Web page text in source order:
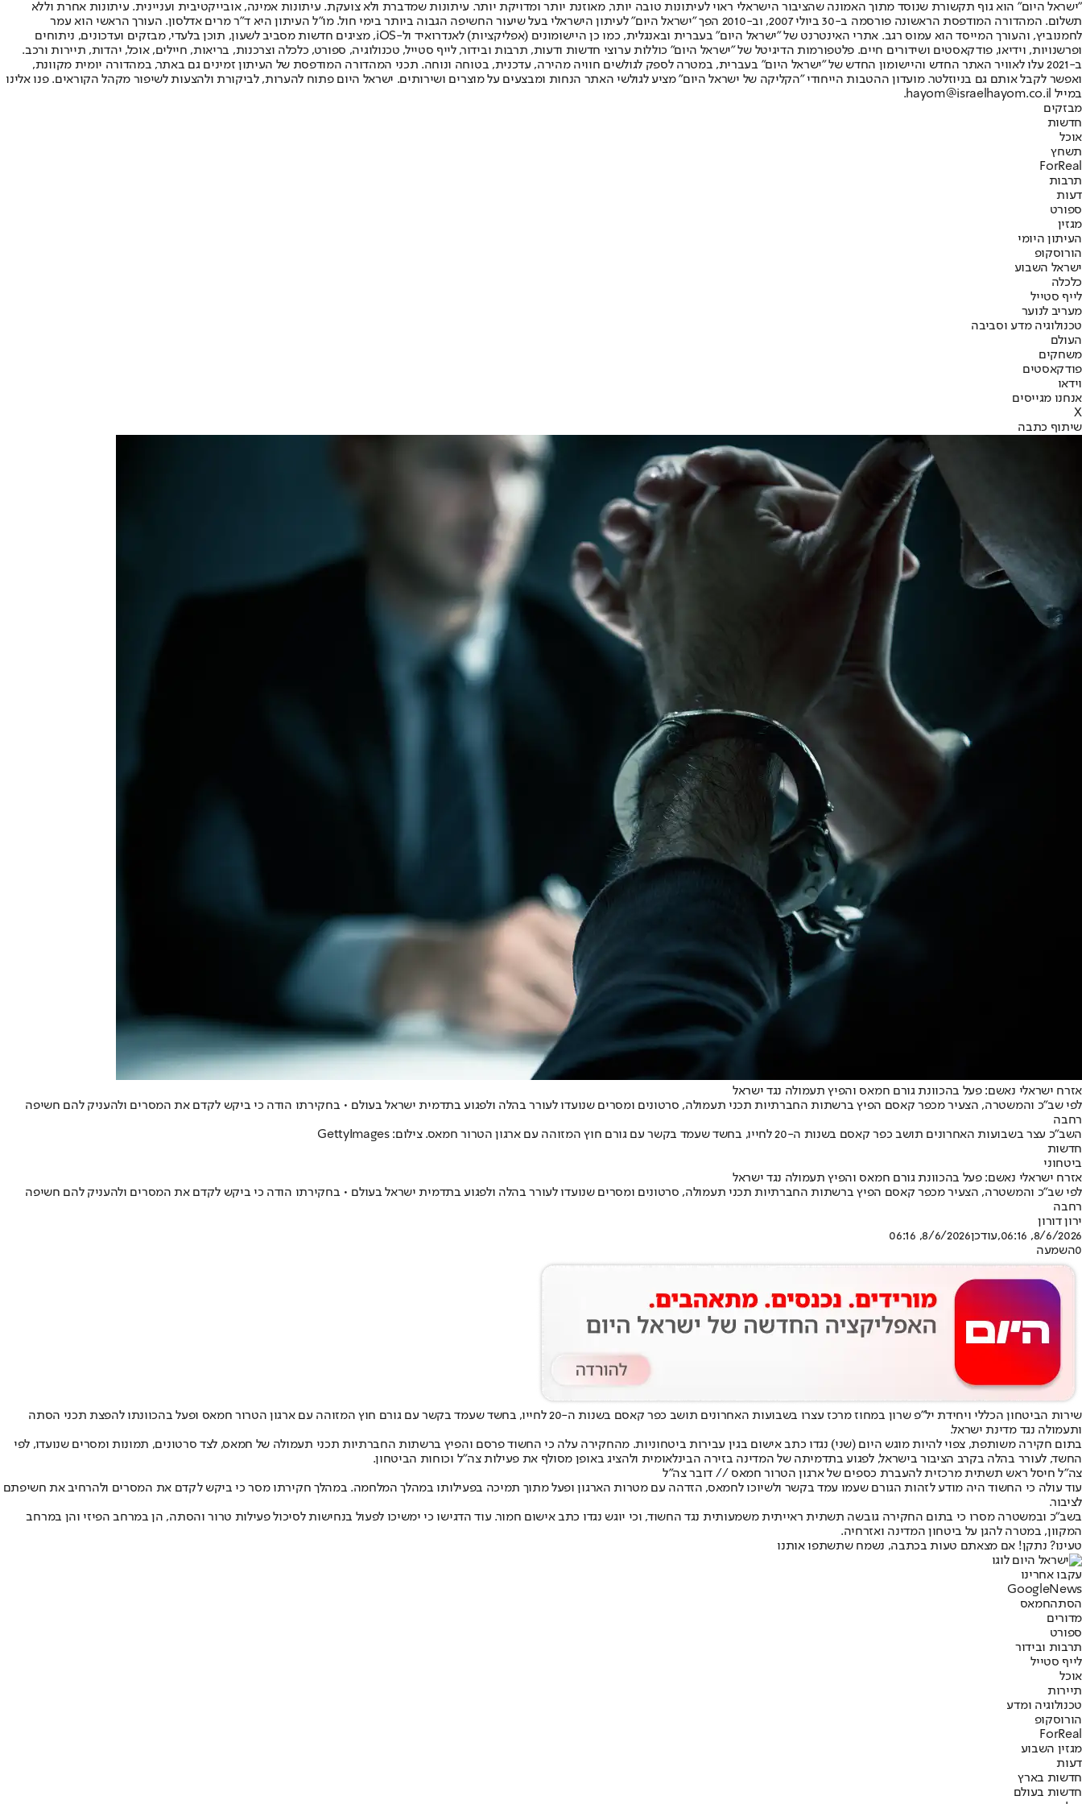
"ישראל היום" הוא גוף תקשורת שנוסד מתוך האמונה שהציבור הישראלי ראוי לעיתונות טובה יותר, מאוזנת יותר ומדויקת יותר. עיתונות שמדברת ולא צועקת. עיתונות אמינה, אובייקטיבית ועניינית. עיתונות אחרת וללא
תשלום. המהדורה המודפסת הראשונה פורסמה ב-30 ביולי 2007, וב-2010 הפך "ישראל היום" לעיתון הישראלי בעל שיעור החשיפה הגבוה ביותר בימי חול. מו"ל העיתון היא ד"ר מרים אדלסון. העורך הראשי הוא עמר
לחמנוביץ, והעורך המייסד הוא עמוס רגב. אתרי האינטרנט של "ישראל היום" בעברית ובאנגלית, כמו כן היישומונים (אפליקציות) לאנדרואיד ול-iOS, מציגים חדשות מסביב לשעון, תוכן בלעדי, מבזקים ועדכונים, ניתוחים
ופרשנויות, וידיאו, פודקאסטים ושידורים חיים. פלטפורמות הדיגיטל של "ישראל היום" כוללות ערוצי חדשות ודעות, תרבות ובידור, לייף סטייל, טכנולוגיה, ספורט, כלכלה וצרכנות, בריאות, חיילים, אוכל, יהדות, תיירות ורכב.
ב-2021 עלו לאוויר האתר החדש והיישומון החדש של "ישראל היום" בעברית, במטרה לספק לגולשים חוויה מהירה, עדכנית, בטוחה ונוחה. תכני המהדורה המודפסת של העיתון זמינים גם באתר, במהדורה יומית מקוונת,
ואפשר לקבל אותם גם בניוזלטר. מועדון ההטבות הייחודי "הקליקה של ישראל היום" מציע לגולשי האתר הנחות ומבצעים על מוצרים ושירותים. ישראל היום פתוח להערות, לביקורת ולהצעות לשיפור מקהל הקוראים. פנו אלינו
במייל hayom@israelhayom.co.il.
מבזקים
חדשות
אוכל
תשחץ
ForReal
תרבות
דעות
ספורט
מגזין
העיתון היומי
הורוסקופ
ישראל השבוע
כלכלה
לייף סטייל
מעריב לנוער
טכנולוגיה מדע וסביבה
העולם
משחקים
פודקאסטים
וידאו
אנחנו מגייסים
X
שיתוף כתבה
אזרח ישראלי נאשם: פעל בהכוונת גורם חמאס והפיץ תעמולה נגד ישראל
לפי שב"כ והמשטרה, הצעיר מכפר קאסם הפיץ ברשתות החברתיות תכני תעמולה, סרטונים ומסרים שנועדו לעורר בהלה ולפגוע בתדמית ישראל בעולם • בחקירתו הודה כי ביקש לקדם את המסרים ולהעניק להם חשיפה
רחבה
השב"כ עצר בשבועות האחרונים תושב כפר קאסם בשנות ה-20 לחייו, בחשד שעמד בקשר עם גורם חוץ המזוהה עם ארגון הטרור חמאס. צילום: GettyImages
חדשות
ביטחוני
אזרח ישראלי נאשם: פעל בהכוונת גורם חמאס והפיץ תעמולה נגד ישראל
לפי שב"כ והמשטרה, הצעיר מכפר קאסם הפיץ ברשתות החברתיות תכני תעמולה, סרטונים ומסרים שנועדו לעורר בהלה ולפגוע בתדמית ישראל בעולם • בחקירתו הודה כי ביקש לקדם את המסרים ולהעניק להם חשיפה
רחבה
ירון דורון
8/6/2026, 06:16
,עודכן8/6/2026, 06:16
0השמעה
שירות הביטחון הכללי ויחידת יל"פ שרון במחוז מרכז עצרו בשבועות האחרונים תושב כפר קאסם בשנות ה-20 לחייו, בחשד שעמד בקשר עם גורם חוץ המזוהה עם ארגון הטרור חמאס ופעל בהכוונתו להפצת תכני הסתה
ותעמולה נגד מדינת ישראל.
בתום חקירה משותפת, צפוי להיות מוגש היום (שני) נגדו כתב אישום בגין עבירות ביטחוניות. מהחקירה עלה כי החשוד פרסם והפיץ ברשתות החברתיות תכני תעמולה של חמאס, לצד סרטונים, תמונות ומסרים שנועדו, לפי
החשד, לעורר בהלה בקרב הציבור בישראל, לפגוע בתדמיתה של המדינה בזירה הבינלאומית ולהציג באופן מסולף את פעילות צה"ל וכוחות הביטחון.
צה"ל חיסל ראש תשתית מרכזית להעברת כספים של ארגון הטרור חמאס // דובר צה"ל
עוד עולה כי החשוד היה מודע לזהות הגורם שעמו עמד בקשר ולשיוכו לחמאס, הזדהה עם מטרות הארגון ופעל מתוך תמיכה בפעילותו במהלך המלחמה. במהלך חקירתו מסר כי ביקש לקדם את המסרים ולהרחיב את חשיפתם
לציבור.
בשב"כ ובמשטרה מסרו כי בתום החקירה גובשה תשתית ראייתית משמעותית נגד החשוד, וכי יוגש נגדו כתב אישום חמור. עוד הדגישו כי ימשיכו לפעול בנחישות לסיכול פעילות טרור והסתה, הן במרחב הפיזי והן במרחב
המקוון, במטרה להגן על ביטחון המדינה ואזרחיה.
טעינו? נתקן! אם מצאתם טעות בכתבה, נשמח שתשתפו אותנו
עקבו אחרינו
Googl eNews
הסתהחמאס
מדורים
ספורט
תרבות ובידור
לייף סטייל
אוכל
תיירות
טכנולוגיה ומדע
הורוסקופ
ForReal
מגזין השבוע
דעות
חדשות בארץ
חדשות בעולם